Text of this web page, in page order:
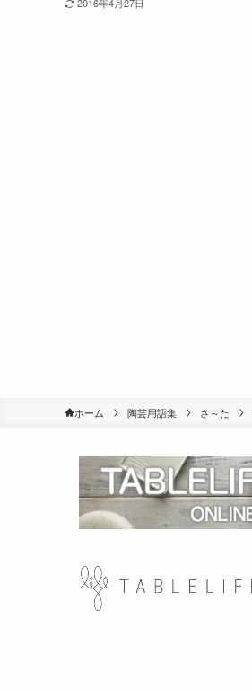
2016年4月27日
ホーム 陶芸用語集 さ～た